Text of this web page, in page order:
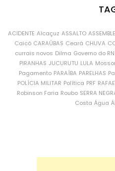
ACIDENTE Alcaçuz ASSALTO
Caicó CARAÚBAS Ceará CHUVA
currais novos Dilma Governo do RN
PIRANHAS JUCURUTU LULA
Pagamento PARAÍBA PARELHAS
POLÍCIA MILITAR Política PRF
Robinson Faria Roubo SERRA
Costa Água